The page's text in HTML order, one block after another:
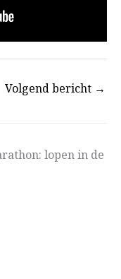
Volgend bericht →
lopen in de